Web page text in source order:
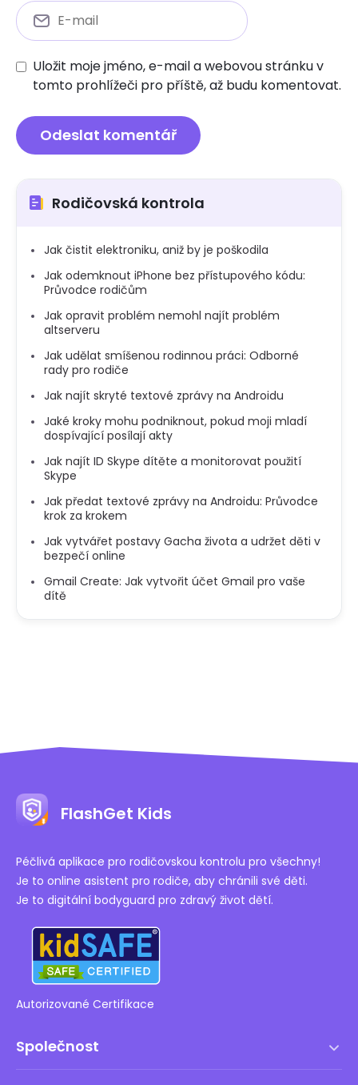
Uložit moje jméno, e-mail a webovou stránku v
tomto prohlížeči pro příště, až budu komentovat.
Rodičovská kontrola
Jak čistit elektroniku, aniž by je poškodila
Jak odemknout iPhone bez přístupového kódu:
Průvodce rodičům
Jak opravit problém nemohl najít problém
altserveru
Jak udělat smíšenou rodinnou práci: Odborné
rady pro rodiče
Jak najít skryté textové zprávy na Androidu
Jaké kroky mohu podniknout, pokud moji mladí
dospívající posílají akty
Jak najít ID Skype dítěte a monitorovat použití
Skype
Jak předat textové zprávy na Androidu: Průvodce
krok za krokem
Jak vytvářet postavy Gacha života a udržet děti v
bezpečí online
Gmail Create: Jak vytvořit účet Gmail pro vaše
dítě
FlashGet Kids
Péčlivá aplikace pro rodičovskou kontrolu pro všechny!
Je to online asistent pro rodiče, aby chránili své děti.
Je to digitální bodyguard pro zdravý život dětí.
Autorizované Certifikace
Společnost